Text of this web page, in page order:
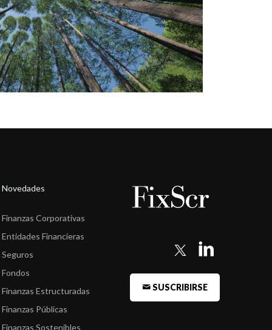
Novedades
Finanzas Corporativas
Entidades Financieras
Seguros
Fondos
Finanzas Estructuradas
Finanzas Públicas
Finanzas Sostenibles
SUSCRIBIRSE